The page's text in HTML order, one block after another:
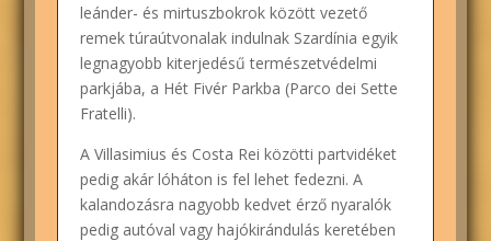
leánder- és mirtuszbokrok között vezető
remek túraútvonalak indulnak Szardínia egyik
legnagyobb kiterjedésű természetvédelmi
parkjába, a Hét Fivér Parkba (Parco dei Sette
Fratelli).
A Villasimius és Costa Rei közötti partvidéket
pedig akár lóháton is fel lehet fedezni. A
kalandozásra nagyobb kedvet érző nyaralók
pedig autóval vagy hajókirándulás keretében